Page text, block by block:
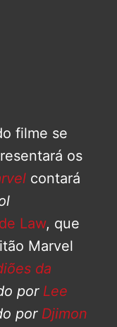
filme se
os
contará
Law, que
Marvel
da
por Lee
por Djimon